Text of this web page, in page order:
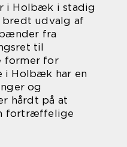
i Holbæk i stadig
udvalg af
fra
til
former for
i Holbæk har en
og
hårdt på at
fortræffelige